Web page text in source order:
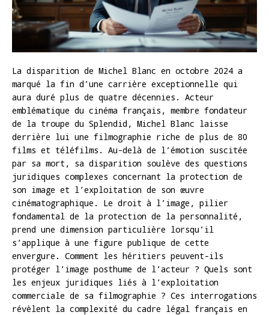
La disparition de Michel Blanc en octobre 2024 a
marqué la fin d’une carrière exceptionnelle qui
aura duré plus de quatre décennies. Acteur
emblématique du cinéma français, membre fondateur
de la troupe du Splendid, Michel Blanc laisse
derrière lui une filmographie riche de plus de 80
films et téléfilms. Au-delà de l’émotion suscitée
par sa mort, sa disparition soulève des questions
juridiques complexes concernant la protection de
son image et l’exploitation de son œuvre
cinématographique. Le droit à l’image, pilier
fondamental de la protection de la personnalité,
prend une dimension particulière lorsqu’il
s’applique à une figure publique de cette
envergure. Comment les héritiers peuvent-ils
protéger l’image posthume de l’acteur ? Quels sont
les enjeux juridiques liés à l’exploitation
commerciale de sa filmographie ? Ces interrogations
révèlent la complexité du cadre légal français en